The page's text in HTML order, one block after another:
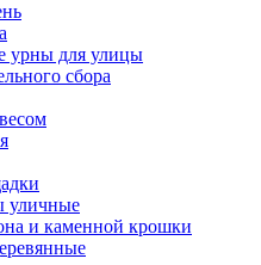
урны для улицы
сбора
уличные
и каменной крошки